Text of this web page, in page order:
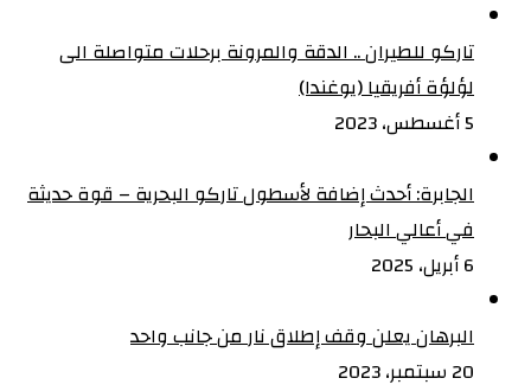
تاركو للطيران .. الدقة والمرونة برحلات متواصلة الى
لؤلؤة أفريقيا (يوغندا)
5 أغسطس، 2023
الجابرة: أحدث إضافة لأسطول تاركو البحرية – قوة حديثة
في أعالي البحار
6 أبريل، 2025
البرهان يعلن وقف إطلاق نار من جانب واحد
20 سبتمبر، 2023